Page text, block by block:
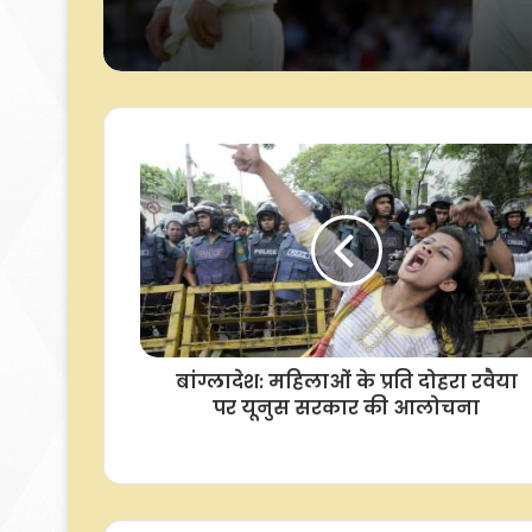
सीरीज से बाहर
बांग्लादेश: महिलाओं के प्रति दोहरा रवैया
पर यूनुस सरकार की आलोचना